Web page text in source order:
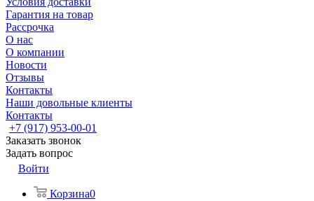
Гарантия на товар
Рассрочка
О нас
О компании
Новости
Отзывы
Контакты
Наши довольные клиенты
Контакты
+7 (917) 953-00-01
Заказать звонок
Задать вопрос
Войти
Корзина0